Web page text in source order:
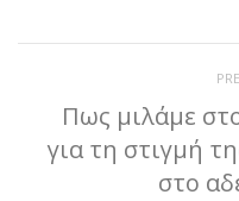
Πως μιλάμε
για τη στιγμή
στο